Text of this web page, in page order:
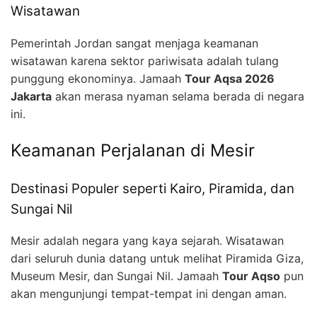
Wisatawan
Pemerintah Jordan sangat menjaga keamanan
wisatawan karena sektor pariwisata adalah tulang
punggung ekonominya. Jamaah Tour Aqsa 2026
Jakarta akan merasa nyaman selama berada di negara
ini.
Keamanan Perjalanan di Mesir
Destinasi Populer seperti Kairo, Piramida, dan
Sungai Nil
Mesir adalah negara yang kaya sejarah. Wisatawan
dari seluruh dunia datang untuk melihat Piramida Giza,
Museum Mesir, dan Sungai Nil. Jamaah Tour Aqso pun
akan mengunjungi tempat-tempat ini dengan aman.